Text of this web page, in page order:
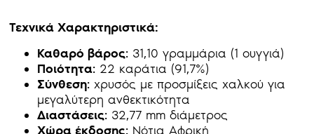
Τεχνικά Χαρακτηριστικά:
Καθαρό βάρος: 31,10 γραμμάρια (1 ουγγιά)
Ποιότητα: 22 καράτια (91,7%)
Σύνθεση: χρυσός με προσμίξεις χαλκού για
μεγαλύτερη ανθεκτικότητα
Διαστάσεις: 32,77 mm διάμετρος
Χώρα έκδοσης: Νότια Αφρική